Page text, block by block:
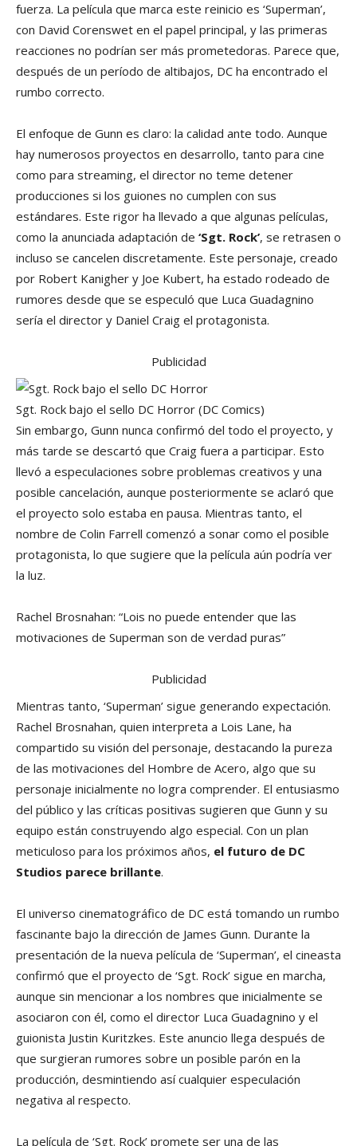
fuerza. La película que marca este reinicio es ‘Superman’,
con David Corenswet en el papel principal, y las primeras
reacciones no podrían ser más prometedoras. Parece que,
después de un período de altibajos, DC ha encontrado el
rumbo correcto.
El enfoque de Gunn es claro: la calidad ante todo. Aunque
hay numerosos proyectos en desarrollo, tanto para cine
como para streaming, el director no teme detener
producciones si los guiones no cumplen con sus
estándares. Este rigor ha llevado a que algunas películas,
como la anunciada adaptación de ‘Sgt. Rock’, se retrasen o
incluso se cancelen discretamente. Este personaje, creado
por Robert Kanigher y Joe Kubert, ha estado rodeado de
rumores desde que se especuló que Luca Guadagnino
sería el director y Daniel Craig el protagonista.
Publicidad
Sgt. Rock bajo el sello DC Horror (DC Comics)
Sin embargo, Gunn nunca confirmó del todo el proyecto, y
más tarde se descartó que Craig fuera a participar. Esto
llevó a especulaciones sobre problemas creativos y una
posible cancelación, aunque posteriormente se aclaró que
el proyecto solo estaba en pausa. Mientras tanto, el
nombre de Colin Farrell comenzó a sonar como el posible
protagonista, lo que sugiere que la película aún podría ver
la luz.
Rachel Brosnahan: “Lois no puede entender que las
motivaciones de Superman son de verdad puras”
Publicidad
Mientras tanto, ‘Superman’ sigue generando expectación.
Rachel Brosnahan, quien interpreta a Lois Lane, ha
compartido su visión del personaje, destacando la pureza
de las motivaciones del Hombre de Acero, algo que su
personaje inicialmente no logra comprender. El entusiasmo
del público y las críticas positivas sugieren que Gunn y su
equipo están construyendo algo especial. Con un plan
meticuloso para los próximos años, el futuro de DC
Studios parece brillante.
El universo cinematográfico de DC está tomando un rumbo
fascinante bajo la dirección de James Gunn. Durante la
presentación de la nueva película de ‘Superman’, el cineasta
confirmó que el proyecto de ‘Sgt. Rock’ sigue en marcha,
aunque sin mencionar a los nombres que inicialmente se
asociaron con él, como el director Luca Guadagnino y el
guionista Justin Kuritzkes. Este anuncio llega después de
que surgieran rumores sobre un posible parón en la
producción, desmintiendo así cualquier especulación
negativa al respecto.
La película de ‘Sgt. Rock’ promete ser una de las